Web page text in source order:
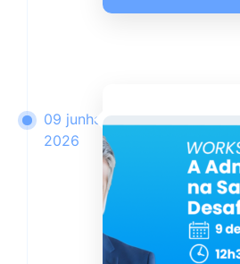
09 junho
2026